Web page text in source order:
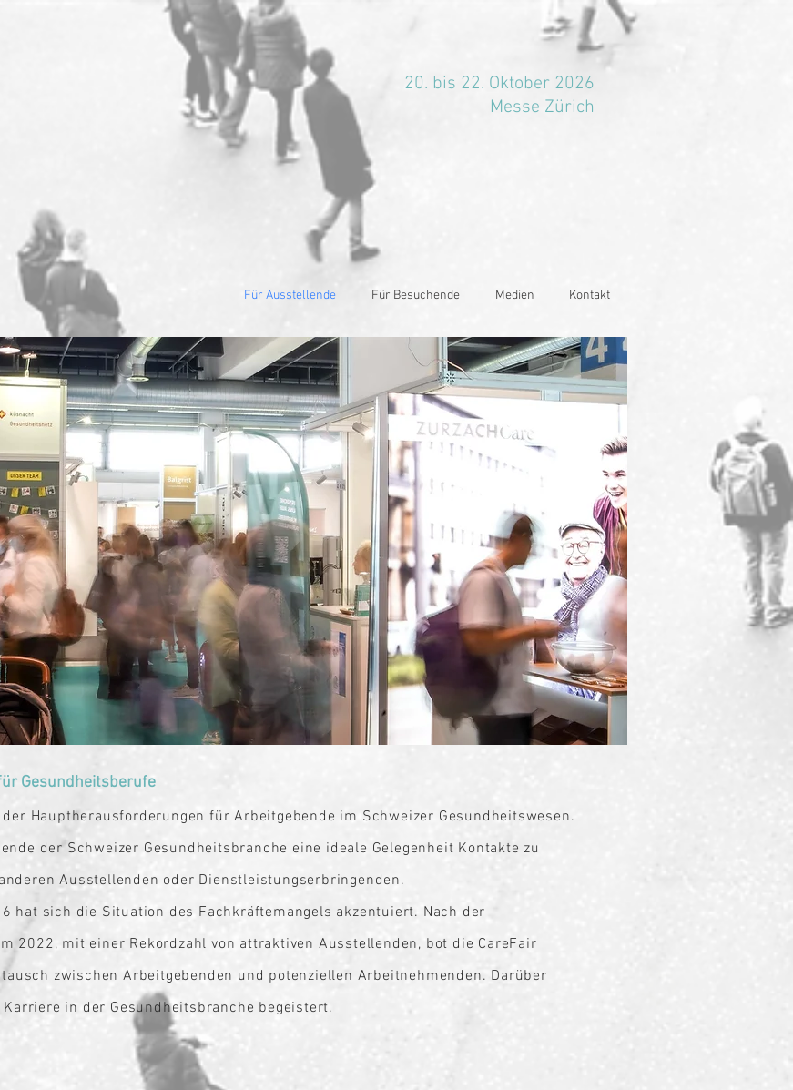
20. bis 22. Oktober 2026
Messe Zürich
Für Ausstellende Für Besuchende Medien Kontakt
Gesundheitsberufe
Hauptherausforderungen für Arbeitgebende im Schweizer Gesundheitswesen.
der Schweizer Gesundheitsbranche eine ideale Gelegenheit Kontakte zu
Ausstellenden oder Dienstleistungserbringenden.
hat sich die Situation des Fachkräftemangels akzentuiert. Nach der
2022, mit einer Rekordzahl von attraktiven Ausstellenden, bot die CareFair
zwischen Arbeitgebenden und potenziellen Arbeitnehmenden. Darüber
in der Gesundheitsbranche begeistert.